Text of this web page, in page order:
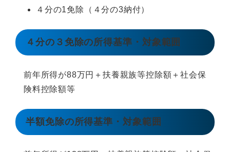
４分の1免除（４分の3納付）
４分の３免除の所得基準・対象範囲
前年所得が88万円＋扶養親族等控除額＋社会保
険料控除額等
半額免除の所得基準・対象範囲